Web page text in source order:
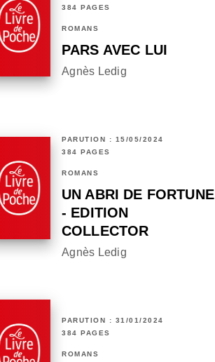
384 PAGES
ROMANS
PARS AVEC LUI
Agnès Ledig
PARUTION : 15/05/2024
384 PAGES
ROMANS
UN ABRI DE FORTUNE
- EDITION
COLLECTOR
Agnès Ledig
PARUTION : 31/01/2024
384 PAGES
ROMANS